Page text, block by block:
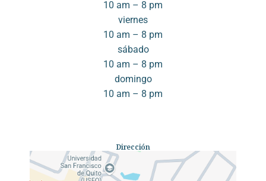
10 am – 8 pm
viernes
10 am – 8 pm
sábado
10 am – 8 pm
domingo
10 am – 8 pm
Dirección